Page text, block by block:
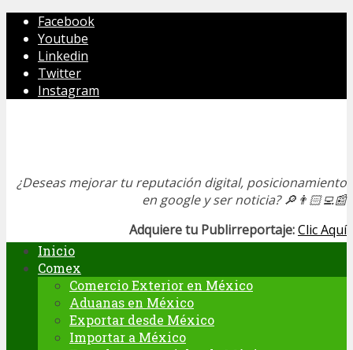
Facebook
Youtube
Linkedin
Twitter
Instagram
¿Deseas mejorar tu reputación digital, posicionamiento
en google y ser noticia?🔎👨🏻‍💻📰
Adquiere tu Publirreportaje:Clic Aquí
Inicio
Comex
Comercio Exterior en México
Aduanas en México
Exportar desde México
Importar a México